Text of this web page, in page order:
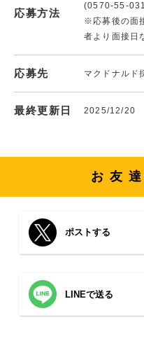
応募方法
(0570-55-
※応募後の面
者より面接日
応募先 マクドナルド
最終更新日 2025/12/20
お友
ポストする
LINEで送る